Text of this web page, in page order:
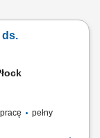
ds.
pełny